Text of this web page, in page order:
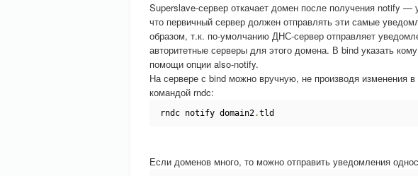
Superslave-сервер откачает домен после получения notify
что первичный сервер должен отправлять эти самые
образом, т.к. по-умолчанию ДНС-сервер отправляет
авторитетные серверы для этого домена. В bind указать
помощи опции also-notify.
На сервере с bind можно вручную, не производя изменения
командой rndc:
rndc notify domain2.tld
Если доменов много, то можно отправить уведомления